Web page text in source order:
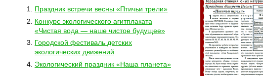
Праздник встречи весны «Птичьи трели»
Конкурс экологического агитплаката
«Чистая вода — наше чистое будущее»
Городской фестиваль детских
экологических движений
Экологический праздник «Наша планета»